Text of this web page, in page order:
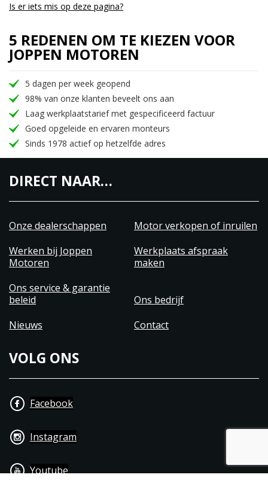
Is er iets mis op deze pagina?
5 REDENEN OM TE KIEZEN VOOR
JOPPEN MOTOREN
5 dagen per week geopend
98% van onze klanten beveelt ons aan
Laag werkplaatstarief met gespecificeerd factuur
Goed opgeleide en ervaren monteurs
Sinds 1978 actief op hetzelfde adres
DIRECT NAAR…
Onze dealerschappen
Motor verkopen of inruilen
Werken bij Joppen
Motoren
Werkplaats afspraak
maken
Ons service & garantie
beleid
Ons bedrijf
Nieuws
Contact
VOLG ONS
Facebook
Instagram
Youtube